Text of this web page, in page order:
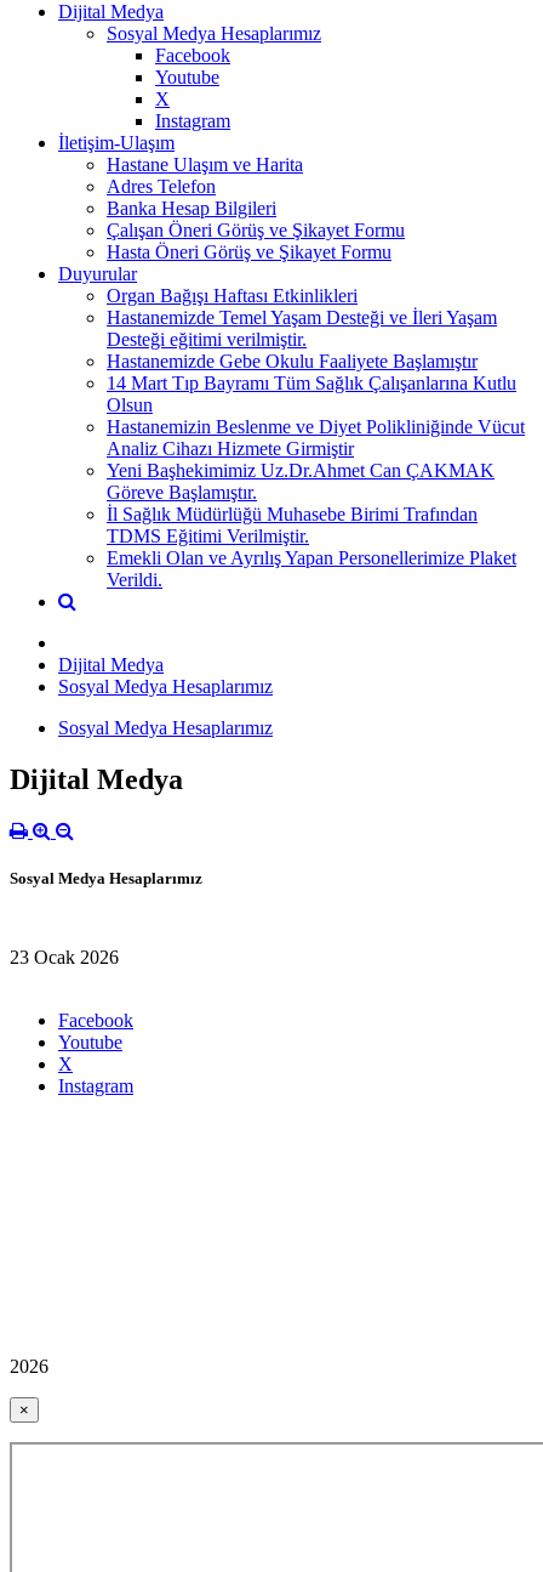
Dijital Medya
Sosyal Medya Hesaplarımız
Facebook
Youtube
X
Instagram
İletişim-Ulaşım
Hastane Ulaşım ve Harita
Adres Telefon
Banka Hesap Bilgileri
Çalışan Öneri Görüş ve Şikayet Formu
Hasta Öneri Görüş ve Şikayet Formu
Duyurular
Organ Bağışı Haftası Etkinlikleri
Hastanemizde Temel Yaşam Desteği ve İleri Yaşam
Desteği eğitimi verilmiştir.
Hastanemizde Gebe Okulu Faaliyete Başlamıştır
14 Mart Tıp Bayramı Tüm Sağlık Çalışanlarına Kutlu
Olsun
Hastanemizin Beslenme ve Diyet Polikliniğinde Vücut
Analiz Cihazı Hizmete Girmiştir
Yeni Başhekimimiz Uz.Dr.Ahmet Can ÇAKMAK
Göreve Başlamıştır.
İl Sağlık Müdürlüğü Muhasebe Birimi Trafından
TDMS Eğitimi Verilmiştir.
Emekli Olan ve Ayrılış Yapan Personellerimize Plaket
Verildi.
Dijital Medya
Sosyal Medya Hesaplarımız
Sosyal Medya Hesaplarımız
Dijital Medya
Sosyal Medya Hesaplarımız
23 Ocak 2026
Facebook
Youtube
X
Instagram
2026
×